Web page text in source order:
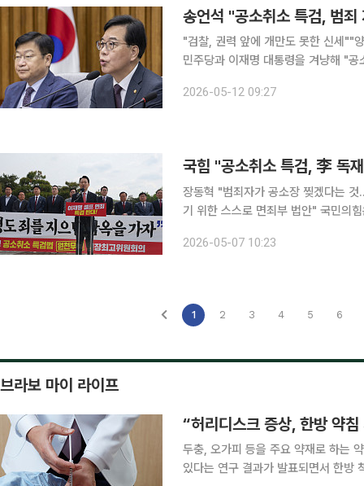
송언석 "공소취소 특검, 범
"검찰, 권력 앞에 개만도 못한 신세""양도세 중과
민주당과 이재명 대통령을 겨냥해 "공
서 "이재명 정권은 5개 재판을 모조리
2026-05-12 09:27
국힘 "공소취소 특검, 李 독
장동혁 "범죄자가 공소장 찢겠다는
기 위한 스스로 면죄부 법안" 국민의힘은 7일 더불어민주당의 이른바 ‘공소취소 특검법’을 겨냥해
에서 열린 현장 최고위원회의에서 “
2026-05-07 10:23
1 2 3 4 5 6
브라보 마이 라이프
“허리디스크 증상, 한방 약
두충, 오가피 등을 주요 약재로 하는
있다는 연구 결과가 발표되면서 한방